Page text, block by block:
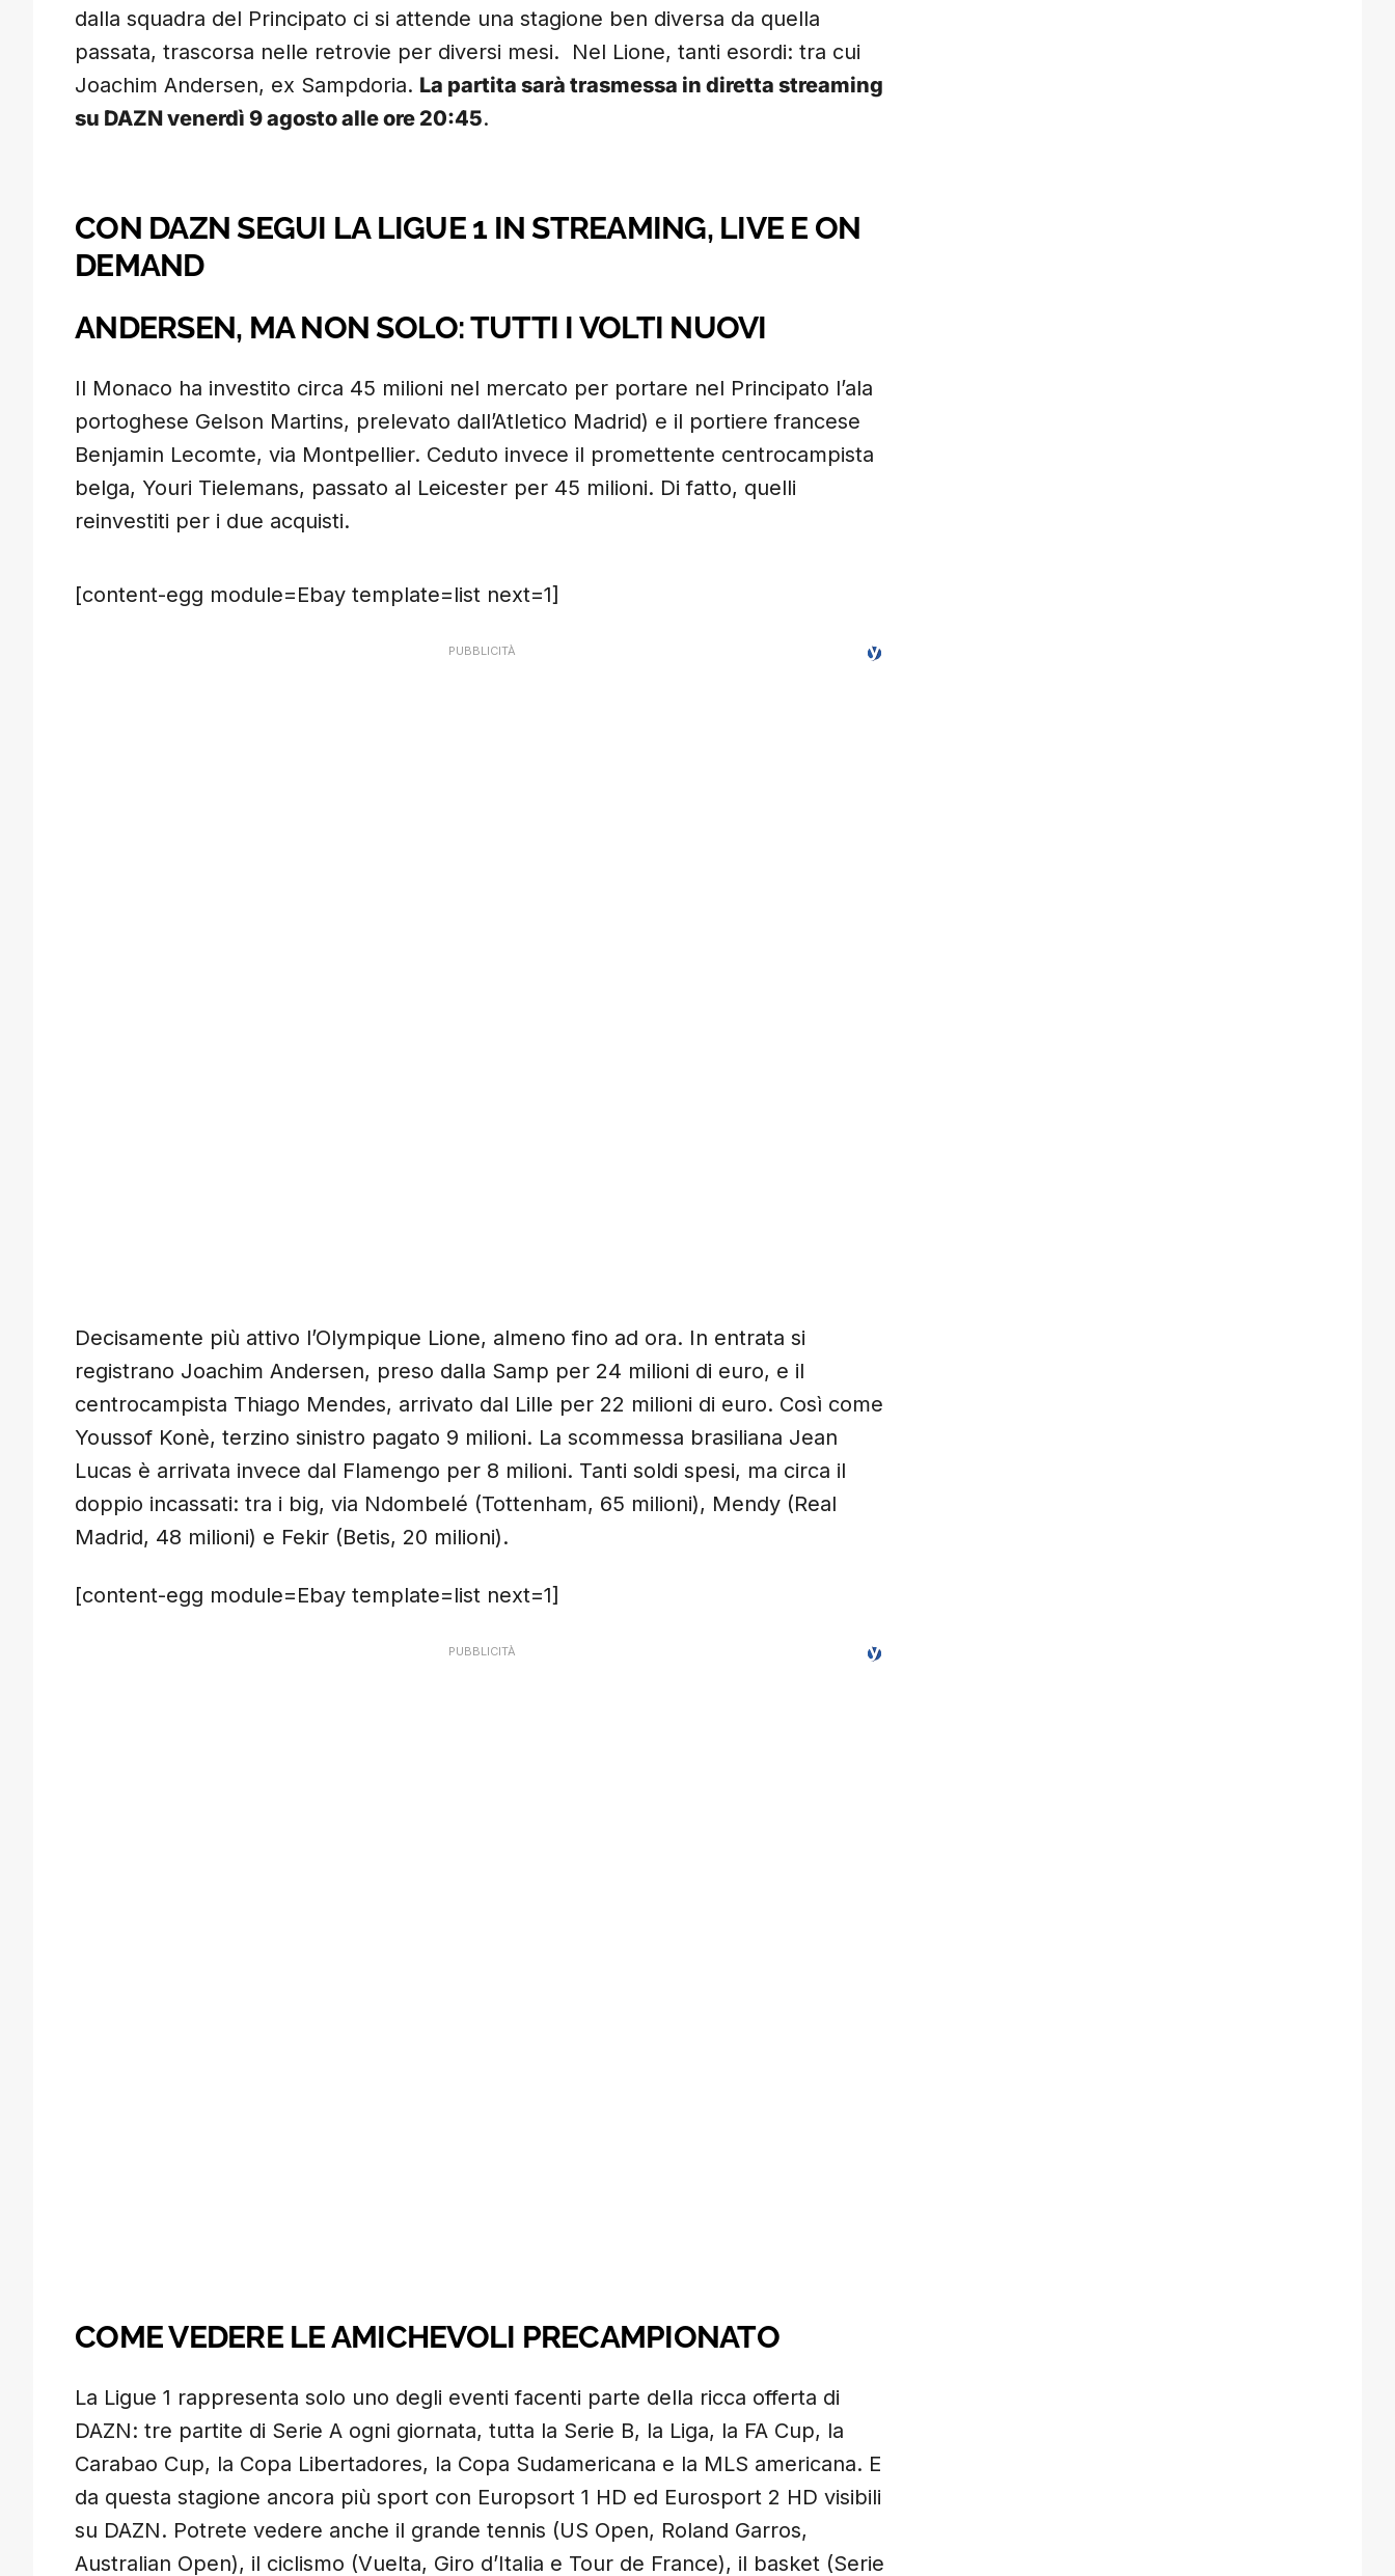
dalla squadra del Principato ci si attende una stagione ben diversa da quella
passata, trascorsa nelle retrovie per diversi mesi. Nel Lione, tanti esordi: tra cui
Joachim Andersen, ex Sampdoria. La partita sarà trasmessa in diretta streaming
su DAZN venerdì 9 agosto alle ore 20:45.
CON DAZN SEGUI LA LIGUE 1 IN STREAMING, LIVE E ON
DEMAND
ANDERSEN, MA NON SOLO: TUTTI I VOLTI NUOVI
Il Monaco ha investito circa 45 milioni nel mercato per portare nel Principato l’ala
portoghese Gelson Martins, prelevato dall’Atletico Madrid) e il portiere francese
Benjamin Lecomte, via Montpellier. Ceduto invece il promettente centrocampista
belga, Youri Tielemans, passato al Leicester per 45 milioni. Di fatto, quelli
reinvestiti per i due acquisti.
[content-egg module=Ebay template=list next=1]
Decisamente più attivo l’Olympique Lione, almeno fino ad ora. In entrata si
registrano Joachim Andersen, preso dalla Samp per 24 milioni di euro, e il
centrocampista Thiago Mendes, arrivato dal Lille per 22 milioni di euro. Così come
Youssof Konè, terzino sinistro pagato 9 milioni. La scommessa brasiliana Jean
Lucas è arrivata invece dal Flamengo per 8 milioni. Tanti soldi spesi, ma circa il
doppio incassati: tra i big, via Ndombelé (Tottenham, 65 milioni), Mendy (Real
Madrid, 48 milioni) e Fekir (Betis, 20 milioni).
[content-egg module=Ebay template=list next=1]
COME VEDERE LE AMICHEVOLI PRECAMPIONATO
La Ligue 1 rappresenta solo uno degli eventi facenti parte della ricca offerta di
DAZN: tre partite di Serie A ogni giornata, tutta la Serie B, la Liga, la FA Cup, la
Carabao Cup, la Copa Libertadores, la Copa Sudamericana e la MLS americana. E
da questa stagione ancora più sport con Europsort 1 HD ed Eurosport 2 HD visibili
su DAZN. Potrete vedere anche il grande tennis (US Open, Roland Garros,
Australian Open), il ciclismo (Vuelta, Giro d’Italia e Tour de France), il basket (Serie